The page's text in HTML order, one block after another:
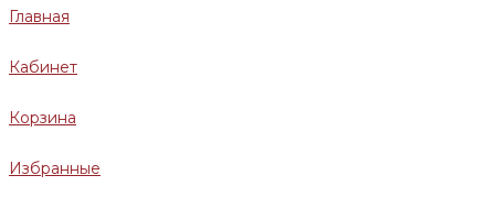
Главная
Кабинет
Корзина
Избранные